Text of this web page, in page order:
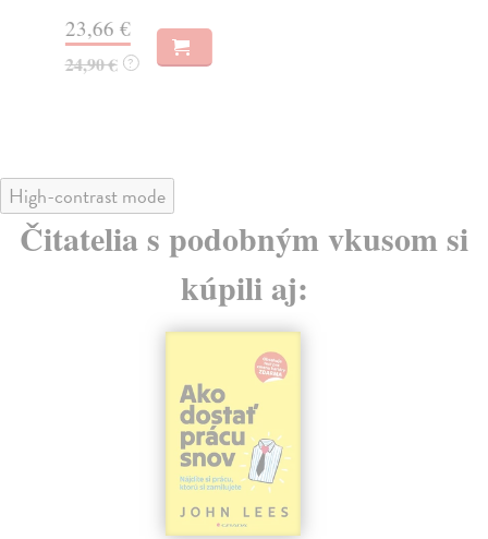
23,66 €
24,90 € ?
High-contrast mode
Čitatelia s podobným vkusom si
kúpili aj: